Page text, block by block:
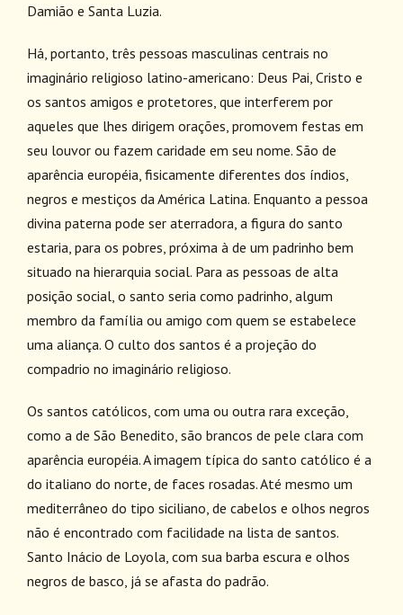
Damião e Santa Luzia.
Há, portanto, três pessoas masculinas centrais no
imaginário religioso latino-americano: Deus Pai, Cristo e
os santos amigos e protetores, que interferem por
aqueles que lhes dirigem orações, promovem festas em
seu louvor ou fazem caridade em seu nome. São de
aparência européia, fisicamente diferentes dos índios,
negros e mestiços da América Latina. Enquanto a pessoa
divina paterna pode ser aterradora, a figura do santo
estaria, para os pobres, próxima à de um padrinho bem
situado na hierarquia social. Para as pessoas de alta
posição social, o santo seria como padrinho, algum
membro da família ou amigo com quem se estabelece
uma aliança. O culto dos santos é a projeção do
compadrio no imaginário religioso.
Os santos católicos, com uma ou outra rara exceção,
como a de São Benedito, são brancos de pele clara com
aparência européia. A imagem típica do santo católico é a
do italiano do norte, de faces rosadas. Até mesmo um
mediterrâneo do tipo siciliano, de cabelos e olhos negros
não é encontrado com facilidade na lista de santos.
Santo Inácio de Loyola, com sua barba escura e olhos
negros de basco, já se afasta do padrão.